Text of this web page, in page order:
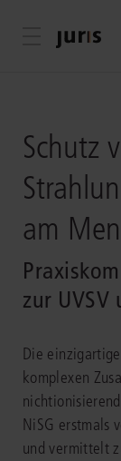
Menü öffnen
Schutz
am
zur UVSV
Die
komplexen
NiSG erstmals
und vermittelt